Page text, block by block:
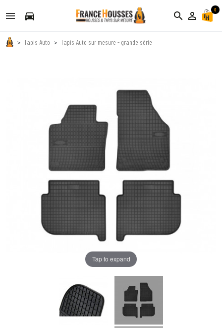
directions_car search person_outline
0
Tapis Auto Tapis Auto sur mesure - grande série
Tap to expand